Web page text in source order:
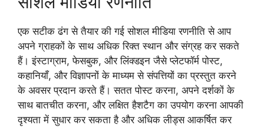
एक सटीक ढंग से तैयार की गई सोशल मीडिया रणनीति से आप
अपने ग्राहकों के साथ अधिक रिक्त स्थान और संग्रह कर सकते
हैं। इंस्टाग्राम, फेसबुक, और लिंक्डइन जैसे प्लेटफॉर्म पोस्ट,
कहानियाँ, और विज्ञापनों के माध्यम से संपत्तियों का प्रस्तुत करने
के अवसर प्रदान करते हैं। सतत पोस्ट करना, अपने दर्शकों के
साथ बातचीत करना, और लक्षित हैशटैग का उपयोग करना आपकी
दृश्यता में सुधार कर सकता है और अधिक लीड्स आकर्षित कर